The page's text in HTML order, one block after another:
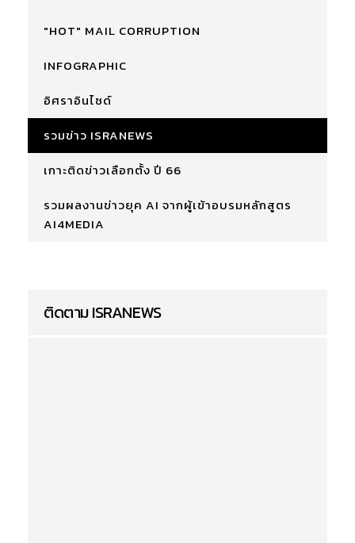
"HOT" MAIL CORRUPTION
INFOGRAPHIC
อิศราอินไซด์
รวมข่าว ISRANEWS
เกาะติดข่าวเลือกตั้ง ปี 66
รวมผลงานข่าวยุค AI จากผู้เข้าอบรมหลักสูตร
AI4MEDIA
ติดตาม ISRANEWS